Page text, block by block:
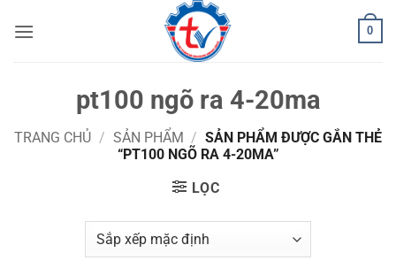
qua
0
pt100 ngõ ra 4-20ma
TRANG CHỦ / SẢN PHẨM / SẢN PHẨM ĐƯỢC GẮN THẺ
“PT100 NGÕ RA 4-20MA”
LỌC